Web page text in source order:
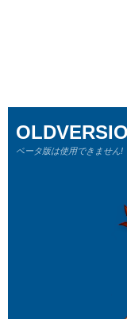
ベータ版は使用できません!